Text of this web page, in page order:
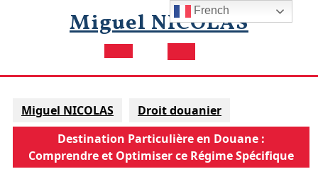
Miguel NICOLAS
Open
Miguel NICOLAS
Droit douanier
Destination Particulière en Douane :
Comprendre et Optimiser ce Régime Spécifique
French